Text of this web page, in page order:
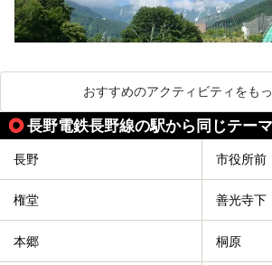
おすすめのアクティビティをも
長野電鉄長野線の駅から同じテー
長野 市役所前
権堂 善光寺下
本郷 桐原